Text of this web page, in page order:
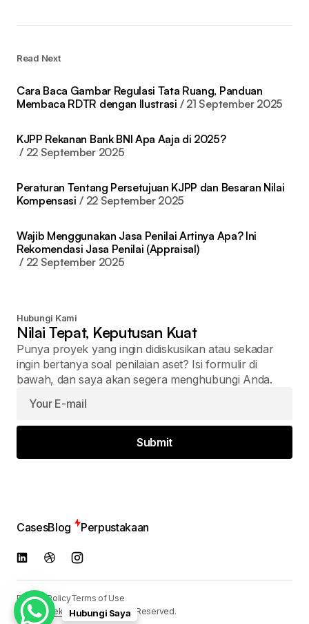
Read Next
Cara Baca Gambar Regulasi Tata Ruang, Panduan
Membaca RDTR dengan Ilustrasi
21 September 2025
KJPP Rekanan Bank BNI Apa Aaja di 2025?
22 September 2025
Peraturan Tentang Persetujuan KJPP dan Besaran Nilai
Kompensasi
22 September 2025
Wajib Menggunakan Jasa Penilai Artinya Apa? Ini
Rekomendasi Jasa Penilai (Appraisal)
22 September 2025
Hubungi Kami
Nilai Tepat, Keputusan Kuat
Punya proyek yang ingin didiskusikan atau sekadar
ingin bertanya soal penilaian aset? Isi formulir di
bawah, dan saya akan segera menghubungi Anda.
Submit
CasesBlog Perpustakaan
Privacy PolicyTerms of Use
© 2024 Reka Media. All Rights Reserved.
Hubungi Saya